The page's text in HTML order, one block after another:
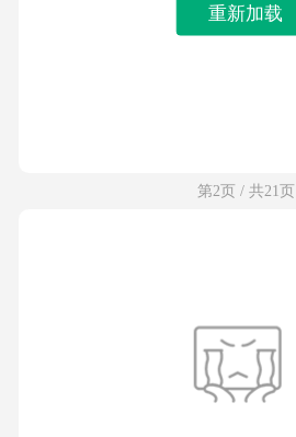
重新加载
第2页 / 共21页